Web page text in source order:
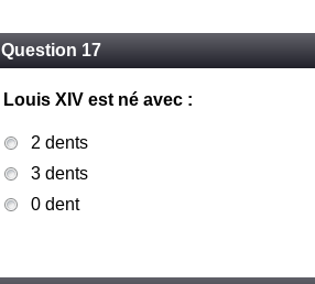
Question 17
Louis XIV est né avec :
2 dents
3 dents
0 dent